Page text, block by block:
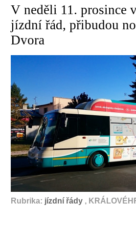
V neděli 11. prosince
jízdní řád, přibudou
Dvora
Rubrika: jízdní řády ,